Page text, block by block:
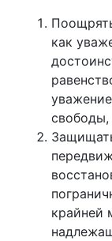
как
свободы,
крайней